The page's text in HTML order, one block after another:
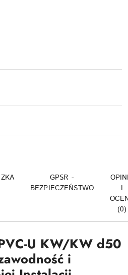
GPSR -
BEZPIECZEŃSTWO
I
(0)
U KW/KW d50
i